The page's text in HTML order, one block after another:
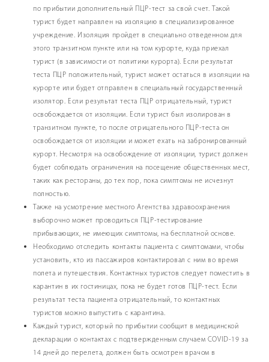
по прибытии дополнительный ПЦР-тест за свой счет. Такой
турист будет направлен на изоляцию в специализированное
учреждение. Изоляция пройдет в специально отведенном для
этого транзитном пункте или на том курорте, куда приехал
турист (в зависимости от политики курорта). Если результат
теста ПЦР положительный, турист может остаться в изоляции на
курорте или будет отправлен в специальный государственный
изолятор. Если результат теста ПЦР отрицательный, турист
освобождается от изоляции. Если турист был изолирован в
транзитном пункте, то после отрицательного ПЦР-теста он
освобождается от изоляции и может ехать на забронированный
курорт. Несмотря на освобождение от изоляции, турист должен
будет соблюдать ограничения на посещение общественных мест,
таких как рестораны, до тех пор, пока симптомы не исчезнут
полностью.
Также на усмотрение местного Агентства здравоохранения
выборочно может проводиться ПЦР-тестирование
прибывающих, не имеющих симптомы, на бесплатной основе.
Необходимо отследить контакты пациента с симптомами, чтобы
установить, кто из пассажиров контактировал с ним во время
полета и путешествия. Контактных туристов следует поместить в
карантин в их гостиницах, пока не будет готов ПЦР-тест. Если
результат теста пациента отрицательный, то контактных
туристов можно выпустить с карантина.
Каждый турист, который по прибытии сообщит в медицинской
декларации о контактах с подтвержденным случаем COVID-19 за
14 дней до перелета, должен быть осмотрен врачом в